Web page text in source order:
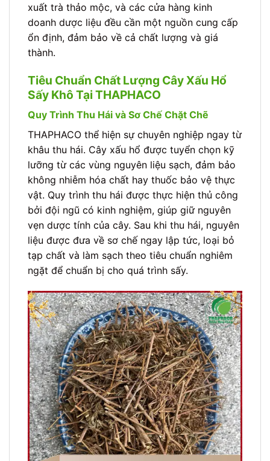
xuất trà thảo mộc, và các cửa hàng kinh
doanh dược liệu đều cần một nguồn cung cấp
ổn định, đảm bảo về cả chất lượng và giá
thành.
Tiêu Chuẩn Chất Lượng Cây Xấu Hổ
Sấy Khô Tại THAPHACO
Quy Trình Thu Hái và Sơ Chế Chặt Chẽ
THAPHACO thể hiện sự chuyên nghiệp ngay từ
khâu thu hái. Cây xấu hổ được tuyển chọn kỹ
lưỡng từ các vùng nguyên liệu sạch, đảm bảo
không nhiễm hóa chất hay thuốc bảo vệ thực
vật. Quy trình thu hái được thực hiện thủ công
bởi đội ngũ có kinh nghiệm, giúp giữ nguyên
vẹn dược tính của cây. Sau khi thu hái, nguyên
liệu được đưa về sơ chế ngay lập tức, loại bỏ
tạp chất và làm sạch theo tiêu chuẩn nghiêm
ngặt để chuẩn bị cho quá trình sấy.